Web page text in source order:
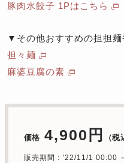
豚肉水餃子 1Pはこちら
▼その他おすすめの担担麺
担々麺
麻婆豆腐の素
価格 4,900円 （税
販売期間：'22/11/1 00:00